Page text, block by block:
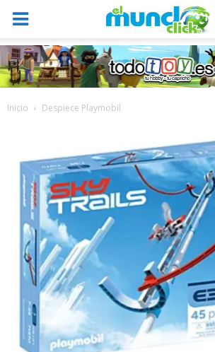
Inicio Despiece Playmobil